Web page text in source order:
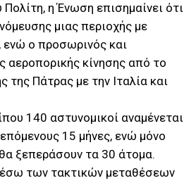
η Ένωση επισημαίνει ότι
μιας περιοχής με
ενώ ο προσωρινός και
αεροπορικής κίνησης από το
Πάτρας με την Ιταλία και
140 αστυνομικοί αναμένεται
15 μήνες, ενώ μόνο
ξεπεράσουν τα 30 άτομα.
των τακτικών μεταθέσεων